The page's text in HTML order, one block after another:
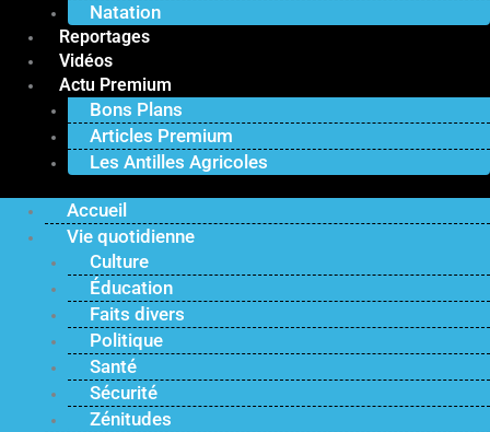
Natation
Reportages
Vidéos
Actu Premium
Bons Plans
Articles Premium
Les Antilles Agricoles
Accueil
Vie quotidienne
Culture
Éducation
Faits divers
Politique
Santé
Sécurité
Zénitudes